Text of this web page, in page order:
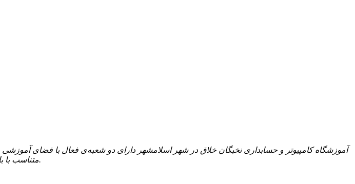
آموزشگاه کامپیوتر و حسابداری نخبگان خلاق در شهر اسلامشهر دارای دو شعبه‌ی فعال با فضای
متناسب با بازار کار را به همشهریان عزیز ارائه دهد و در راه اعطای رونق به کسب‌وکار جوانان قدمی مؤثر بردارد.